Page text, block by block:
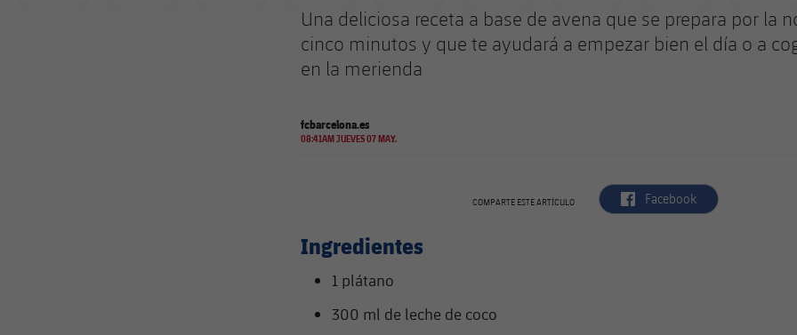
Una deliciosa receta a base de avena que se prepara por la
cinco minutos y que te ayudará a empezar bien el día o a
en la merienda
fcbarcelona.es
08:41AM JUEVES 07 MAY.
COMPARTE ESTE ARTÍCULO label.aria.facebook
Facebook
Ingredientes
1 plátano
300 ml de leche de coco